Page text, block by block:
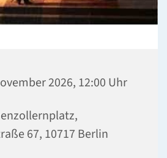
2026, 12:00 Uhr
67, 10717 Berlin